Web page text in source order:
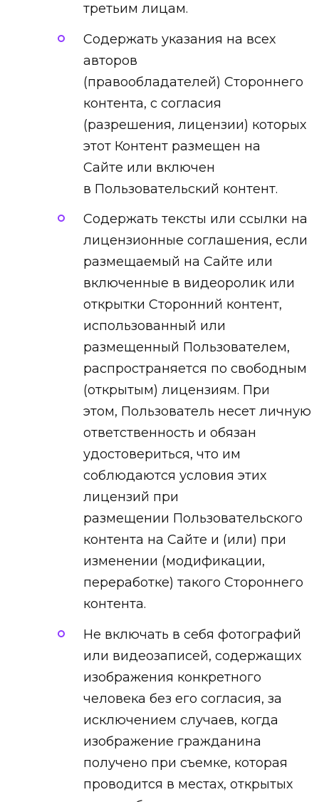
третьим лицам.
Содержать указания на всех
авторов
(правообладателей) Стороннего
контента, с согласия
(разрешения, лицензии) которых
этот Контент размещен на
Сайте или включен
в Пользовательский контент.
Содержать тексты или ссылки на
лицензионные соглашения, если
размещаемый на Сайте или
включенные в видеоролик или
открытки Сторонний контент,
использованный или
размещенный Пользователем,
распространяется по свободным
(открытым) лицензиям. При
этом, Пользователь несет личную
ответственность и обязан
удостовериться, что им
соблюдаются условия этих
лицензий при
размещении Пользовательского
контента на Сайте и (или) при
изменении (модификации,
переработке) такого Стороннего
контента.
Не включать в себя фотографий
или видеозаписей, содержащих
изображения конкретного
человека без его согласия, за
исключением случаев, когда
изображение гражданина
получено при съемке, которая
проводится в местах, открытых